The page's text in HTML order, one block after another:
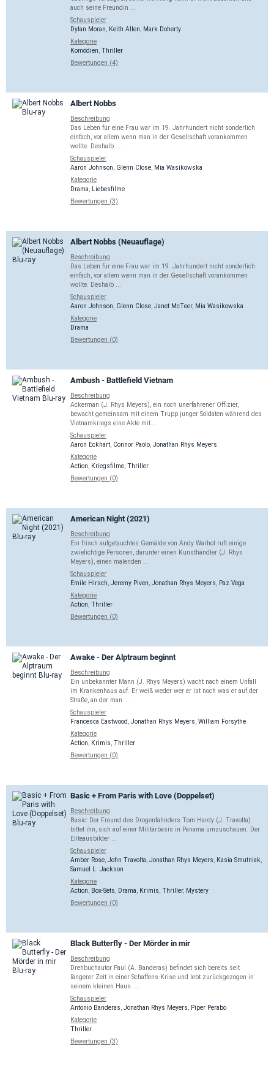
auch seine Freundin ...
Schauspieler
Dylan Moran
Keith Allen
Mark Doherty
Kategorie
Komödien Thriller
Bewertungen (4)
Albert Nobbs
Beschreibung
Das Leben für eine Frau war im 19. Jahrhundert nicht sonderlich
einfach, vor allem wenn man in der Gesellschaft vorankommen
wollte. Deshalb ...
Schauspieler
Aaron Johnson
Glenn Close
Mia Wasikowska
Kategorie
Drama
Liebesfilme
Bewertungen (3)
Albert Nobbs (Neuauflage)
Beschreibung
Das Leben für eine Frau war im 19. Jahrhundert nicht sonderlich
einfach, vor allem wenn man in der Gesellschaft vorankommen
wollte. Deshalb ...
Schauspieler
Aaron Johnson
Glenn Close Janet McTeer, Mia Wasikowska
Kategorie
Drama
Bewertungen (0)
Ambush - Battlefield Vietnam
Beschreibung
Ackerman (J. Rhys Meyers), ein noch unerfahrener Offizier,
bewacht gemeinsam mit einem Trupp junger Soldaten während des
Vietnamkriegs eine Akte mit ...
Schauspieler
Aaron Eckhart Connor Paolo Jonathan Rhys Meyers
Kategorie
Action
Kriegsfilme Thriller
Bewertungen (0)
American Night (2021)
Beschreibung
Ein frisch aufgetauchtes Gemälde von Andy Warhol ruft einige
zwielichtige Personen, darunter einen Kunsthändler (J. Rhys
Meyers), einen malenden ...
Schauspieler
Emile Hirsch Jeremy Piven Jonathan Rhys Meyers
Paz Vega
Kategorie
Action Thriller
Bewertungen (0)
Awake - Der Alptraum beginnt
Beschreibung
Ein unbekannter Mann (J. Rhys Meyers) wacht nach einem Unfall
im Krankenhaus auf. Er weiß weder wer er ist noch was er auf der
Straße, an der man ...
Schauspieler
Francesca Eastwood
Jonathan Rhys Meyers William Forsythe
Kategorie
Action
Krimis Thriller
Bewertungen (0)
Basic + From Paris with Love (Doppelset)
Beschreibung
Basic: Der Freund des Drogenfahnders Tom Hardy (J. Travolta)
bittet ihn, sich auf einer Militärbasis in Panama umzuschauen. Der
Eliteausbilder ...
Schauspieler
Amber Rose John Travolta Jonathan Rhys Meyers Kasia Smutniak
Samuel L. Jackson
Kategorie
Action
Box-Sets Drama Krimis Thriller, Mystery
Bewertungen (0)
Black Butterfly - Der Mörder in mir
Beschreibung
Drehbuchautor Paul (A. Banderas) befindet sich bereits seit
längerer Zeit in einer Schaffens-Krise und lebt zurückgezogen in
seinem kleinen Haus. ...
Schauspieler
Antonio Banderas Jonathan Rhys Meyers
Piper Perabo
Kategorie
Thriller
Bewertungen (3)